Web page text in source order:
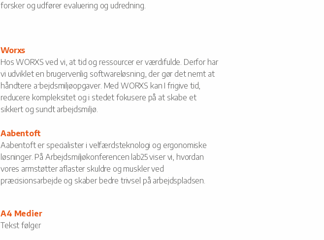
forsker og udfører evaluering og udredning.
Worxs
Hos WORXS ved vi, at tid og ressourcer er værdifulde. Derfor har
vi udviklet en brugervenlig softwareløsning, der gør det nemt at
håndtere arbejdsmiljøopgaver. Med WORXS kan I frigive tid,
reducere kompleksitet og i stedet fokusere på at skabe et
sikkert og sundt arbejdsmiljø.
Aabentoft
Aabentoft er specialister i velfærdsteknologi og ergonomiske
løsninger. På Arbejdsmiljøkonferencen lab25 viser vi, hvordan
vores armstøtter aflaster skuldre og muskler ved
præcisionsarbejde og skaber bedre trivsel på arbejdspladsen.
A4 Medier
Tekst følger